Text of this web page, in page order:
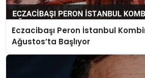
Eczacibaşı Peron İstanbul
Ağustos’ta Başlıyor